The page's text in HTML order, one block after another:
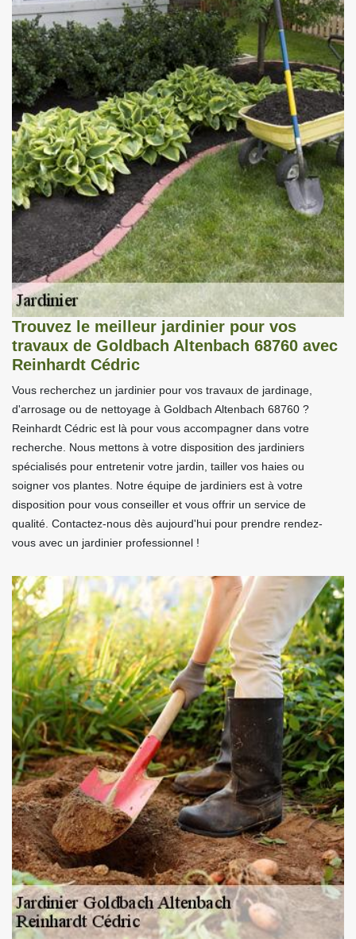
Trouvez le meilleur jardinier pour vos
travaux de Goldbach Altenbach 68760 avec
Reinhardt Cédric
Vous recherchez un jardinier pour vos travaux de jardinage,
d'arrosage ou de nettoyage à Goldbach Altenbach 68760 ?
Reinhardt Cédric est là pour vous accompagner dans votre
recherche. Nous mettons à votre disposition des jardiniers
spécialisés pour entretenir votre jardin, tailler vos haies ou
soigner vos plantes. Notre équipe de jardiniers est à votre
disposition pour vous conseiller et vous offrir un service de
qualité. Contactez-nous dès aujourd'hui pour prendre rendez-
vous avec un jardinier professionnel !